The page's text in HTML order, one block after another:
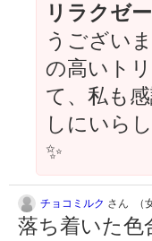
リラクゼ
うござい
の高いト
て、私も
しにいら
✨
チョコミルク さん （
落ち着いた色